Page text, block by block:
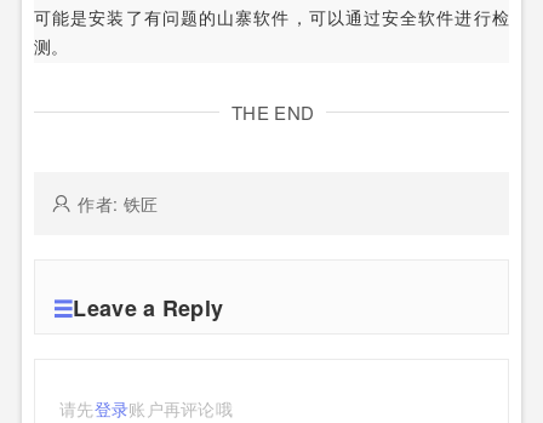
可能是安装了有问题的山寨软件，可以通过安全软件进行检
测。
THE END
作者: 铁匠
Leave a Reply
请先登录账户再评论哦